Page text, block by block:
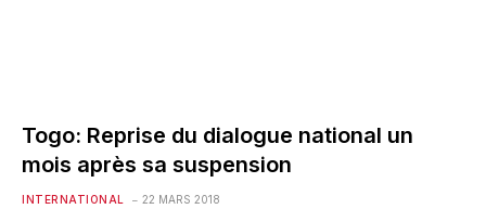
Togo: Reprise du dialogue national un
mois après sa suspension
INTERNATIONAL 22 MARS 2018